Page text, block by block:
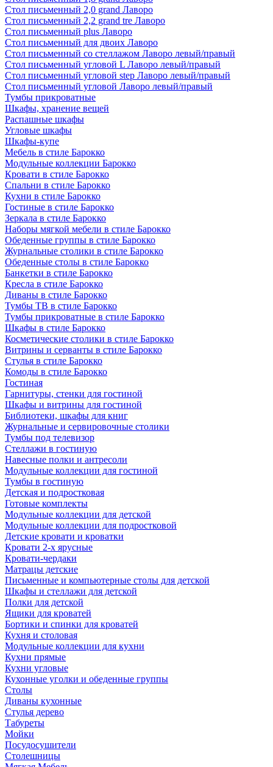
Стол письменный 2,0 grand Лаворо
Стол письменный 2,2 grand tre Лаворо
Стол письменный plus Лаворо
Стол письменный для двоих Лаворо
Стол письменный со стеллажом Лаворо левый/правый
Стол письменный угловой L Лаворо левый/правый
Стол письменный угловой step Лаворо левый/правый
Стол письменный угловой Лаворо левый/правый
Тумбы прикроватные
Шкафы, хранение вещей
Распашные шкафы
Угловые шкафы
Шкафы-купе
Мебель в стиле Барокко
Модульные коллекции Барокко
Кровати в стиле Барокко
Спальни в стиле Барокко
Кухни в стиле Барокко
Гостиные в стиле Барокко
Зеркала в стиле Барокко
Наборы мягкой мебели в стиле Барокко
Обеденные группы в стиле Барокко
Журнальные столики в стиле Барокко
Обеденные столы в стиле Барокко
Банкетки в стиле Барокко
Кресла в стиле Барокко
Диваны в стиле Барокко
Тумбы ТВ в стиле Барокко
Тумбы прикроватные в стиле Барокко
Шкафы в стиле Барокко
Косметические столики в стиле Барокко
Витрины и серванты в стиле Барокко
Стулья в стиле Барокко
Комоды в стиле Барокко
Гостиная
Гарнитуры, стенки для гостиной
Шкафы и витрины для гостиной
Библиотеки, шкафы для книг
Журнальные и сервировочные столики
Тумбы под телевизор
Стеллажи в гостиную
Навесные полки и антресоли
Модульные коллекции для гостиной
Тумбы в гостиную
Детская и подростковая
Готовые комплекты
Модульные коллекции для детской
Модульные коллекции для подростковой
Детские кровати и кроватки
Кровати 2-х ярусные
Кровати-чердаки
Матрацы детские
Письменные и компьютерные столы для детской
Шкафы и стеллажи для детской
Полки для детской
Ящики для кроватей
Бортики и спинки для кроватей
Кухня и столовая
Модульные коллекции для кухни
Кухни прямые
Кухни угловые
Кухонные уголки и обеденные группы
Столы
Диваны кухонные
Стулья дерево
Табуреты
Мойки
Посудосушители
Столешницы